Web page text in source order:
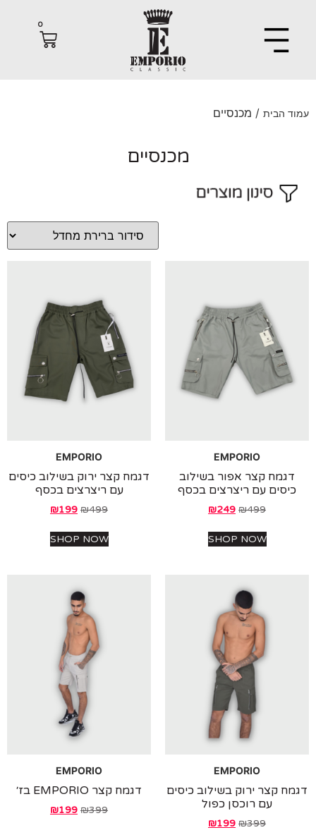
הבית/ מכנסיים
מכנסיים
EMPORIO
קצר אפור בשילוב
עם ריצרצים בכסף
₪
₪249
SHOP NOW
EMPORIO
דגמח קצר ירוק בשילוב כיסים
עם ריצרצים בכסף
₪
₪199
SHOP NOW
EMPORIO
קצר ירוק בשילוב כיסים
עם רוכסן כפול
₪
₪199
EMPORIO
דגמח קצר EMPORIO בז׳
₪
₪199